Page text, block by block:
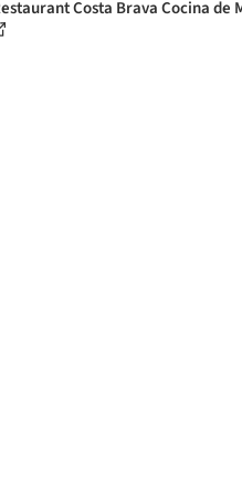
Costa Brava Cocina de